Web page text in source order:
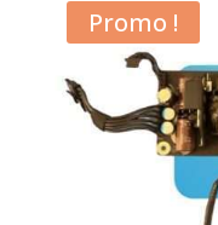
Promo !